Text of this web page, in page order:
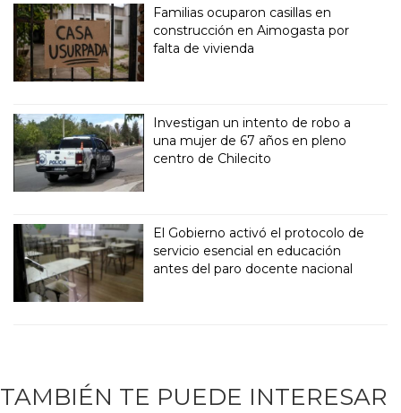
Familias ocuparon casillas en
construcción en Aimogasta por
falta de vivienda
Investigan un intento de robo a
una mujer de 67 años en pleno
centro de Chilecito
El Gobierno activó el protocolo de
servicio esencial en educación
antes del paro docente nacional
TAMBIÉN TE PUEDE INTERESAR